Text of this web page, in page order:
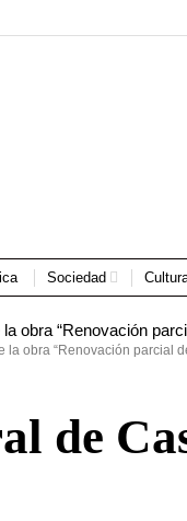
Sociedad
la obra “Renovación parcial
de